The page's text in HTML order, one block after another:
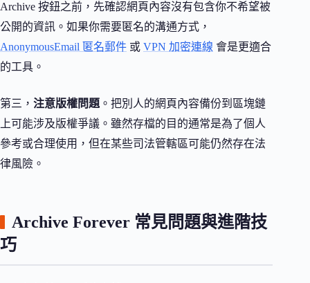
Archive 按鈕之前，先確認網頁內容沒有包含你不希望被
公開的資訊。如果你需要匿名的溝通方式，
AnonymousEmail 匿名郵件 或 VPN 加密連線 會是更適合
的工具。
第三， 注意版權問題 。把別人的網頁內容備份到區塊鏈
上可能涉及版權爭議。雖然存檔的目的通常是為了個人
參考或合理使用，但在某些司法管轄區可能仍然存在法
律風險。
Archive Forever 常見問題與進階技
巧